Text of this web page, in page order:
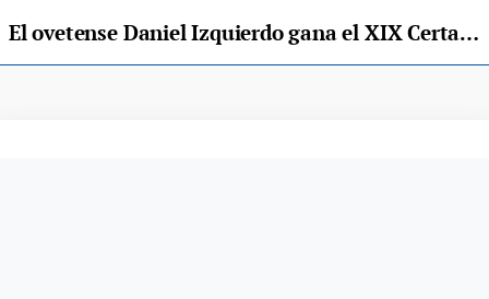
El ovetense Daniel Izquierdo gana el XIX Certamen de Pintura Villa de Arriondas